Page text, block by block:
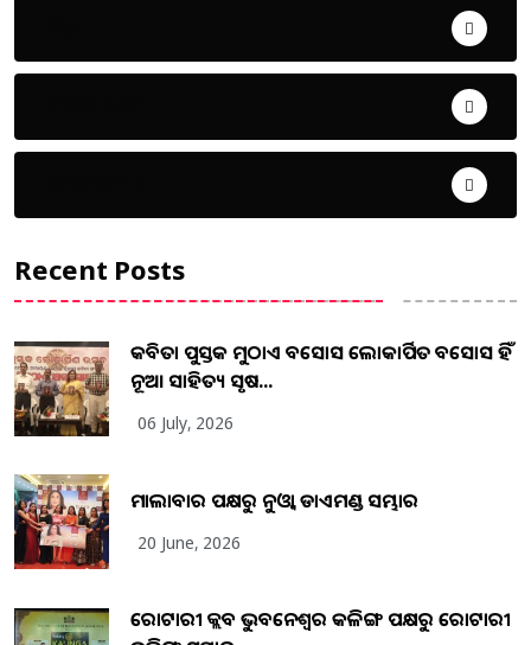
Recent Posts
କବିତା ପୁସ୍ତକ ମୁଠାଏ ଅବସୋସ ଲୋକାର୍ପିତ ଅବସୋସ ହିଁ
ନୂଆ ସାହିତ୍ୟ ସୃଷ...
06 July, 2026
ମାଲାବାର ପକ୍ଷରୁ ନୁଓ୍ବା ଡାଏମଣ୍ଡ ସମ୍ଭାର
20 June, 2026
ରୋଟାରୀ କ୍ଲବ ଭୁବନେଶ୍ୱର କଳିଙ୍ଗ ପକ୍ଷରୁ ରୋଟାରୀ